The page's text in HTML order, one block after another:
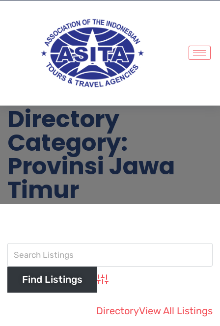
Directory
Category:
Provinsi Jawa
Timur
Advanced Search
DirectoryView All Listings